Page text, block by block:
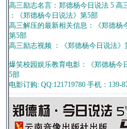
高三励志名言：郑德杨今日说法 5 高
：《郑德杨今日说法》第5部
高三解压的最新相关信息：《郑德杨
第5部
高三励志视频 ：《郑德杨今日说法》
爆笑校园娱乐教育电影：《郑德杨今
5部
电影订购: QQ:121719780 手机：139-